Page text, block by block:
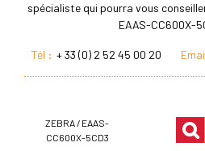
spécialiste qui pourra vous
EAAS-CC600X-
Tél : + 33 (0) 2 52 45 00 20
ZEBRA / EAAS-
CC600X-5CD3